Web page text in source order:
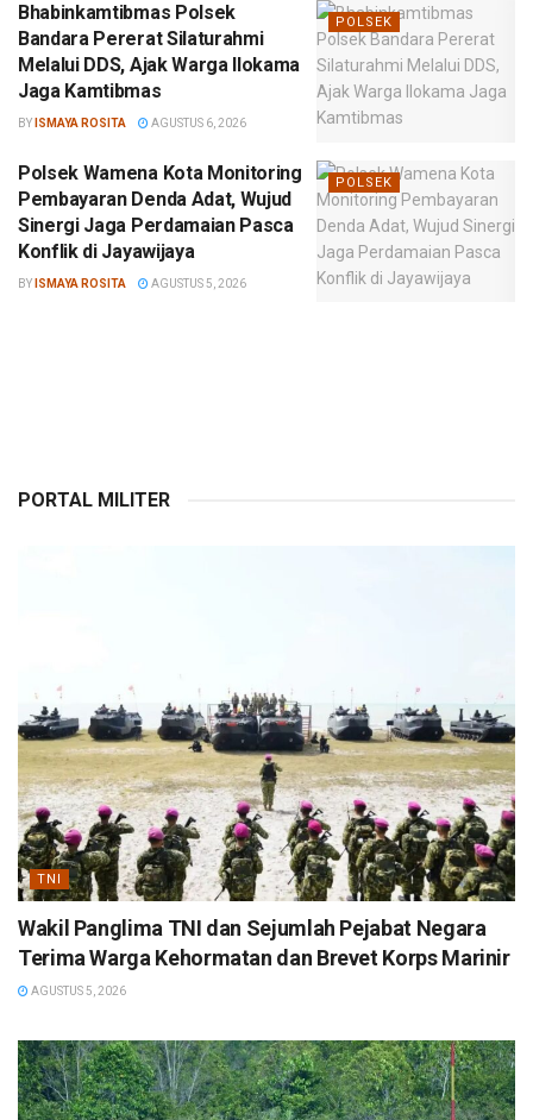
POLSEK
Bhabinkamtibmas Polsek
Bandara Pererat Silaturahmi
Melalui DDS, Ajak Warga Ilokama
Jaga Kamtibmas
BY ISMAYA ROSITA AGUSTUS 6, 2026
POLSEK
Polsek Wamena Kota Monitoring
Pembayaran Denda Adat, Wujud
Sinergi Jaga Perdamaian Pasca
Konflik di Jayawijaya
BY ISMAYA ROSITA AGUSTUS 5, 2026
PORTAL MILITER
TNI
Wakil Panglima TNI dan Sejumlah Pejabat Negara
Terima Warga Kehormatan dan Brevet Korps Marinir
AGUSTUS 5, 2026